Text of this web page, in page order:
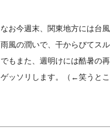
なお今週末、関東地方には台
雨風の潤いで、干からびてス
でもまた、週明けには酷暑の再
ゲッソリします。（←笑うとこ